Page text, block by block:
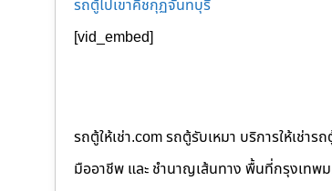
รถตู้ไปเขาคิชกุฏจันทบุรี
[vid_embed]
รถตู้ให้เช่า.com รถตู้รับเหมา บริการให้เช่
มืออาชีพ และ ชำนาญเส้นทาง พื้นที่กรุงเทพ